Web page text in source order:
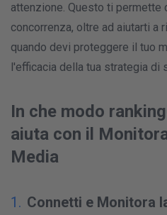
attenzione. Questo ti permette
concorrenza, oltre ad aiutarti a
quando devi proteggere il tuo
l'efficacia della tua strategia di
In che modo
aiuta con il
Media
Connetti e Monitora